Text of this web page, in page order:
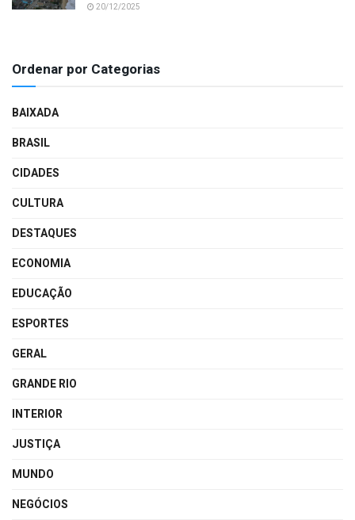
20/12/2025
Ordenar por Categorias
BAIXADA
BRASIL
CIDADES
CULTURA
DESTAQUES
ECONOMIA
EDUCAÇÃO
ESPORTES
GERAL
GRANDE RIO
INTERIOR
JUSTIÇA
MUNDO
NEGÓCIOS